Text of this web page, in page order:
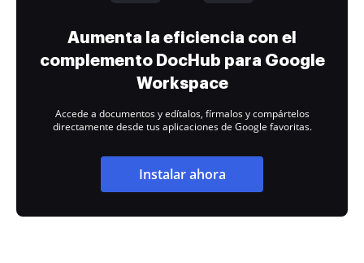
Aumenta la eficiencia con el
complemento DocHub para Google
Workspace
Accede a documentos y edítalos, fírmalos y compártelos
directamente desde tus aplicaciones de Google favoritas.
Instalar ahora